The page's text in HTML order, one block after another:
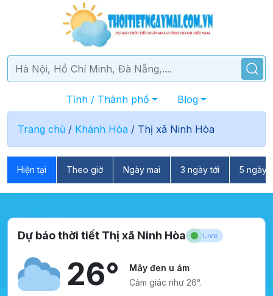
Tỉnh / Thành phố Blog
Trang chủ / Khánh Hòa / Thị xã Ninh Hòa
Hiện tại Theo giờ Ngày mai 3 ngày tới 5 ngày
Dự báo thời tiết Thị xã Ninh Hòa Live
26°
Mây đen u ám
Cảm giác như 26°.